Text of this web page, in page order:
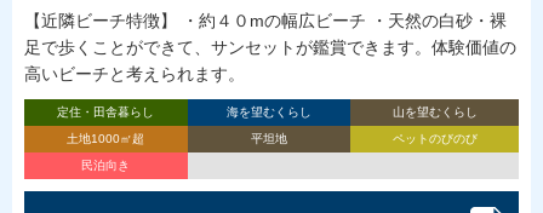
【近隣ビーチ特徴】 ・約４０mの幅広ビーチ ・天然の白砂・裸
足で歩くことができて、サンセットが鑑賞できます。体験価値の
高いビーチと考えられます。
定住・田舎暮らし 海を望むくらし
山を望むくらし
土地1000㎡超
平坦地
ペットのびのび
民泊向き